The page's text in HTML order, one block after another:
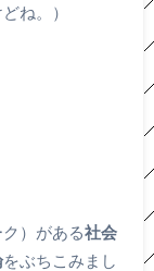
ね。）
）がある社会
をぶちこみまし